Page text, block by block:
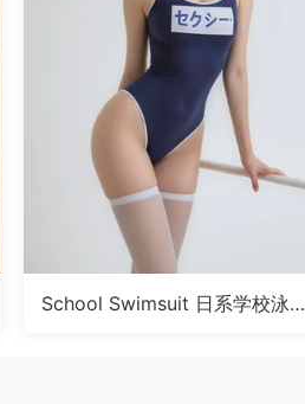
School Swimsuit 日系学校泳装